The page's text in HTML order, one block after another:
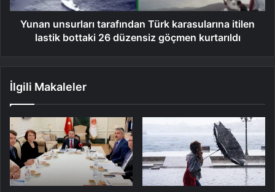
Yunan unsurları tarafından Türk karasularına itilen
lastik bottaki 26 düzensiz göçmen kurtarıldı
İlgili Makaleler